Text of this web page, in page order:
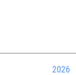
2026